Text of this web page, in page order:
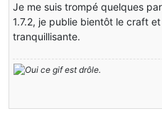
Je me suis trompé quelques
1.7.2, je publie bientôt le craft
tranquillisante.